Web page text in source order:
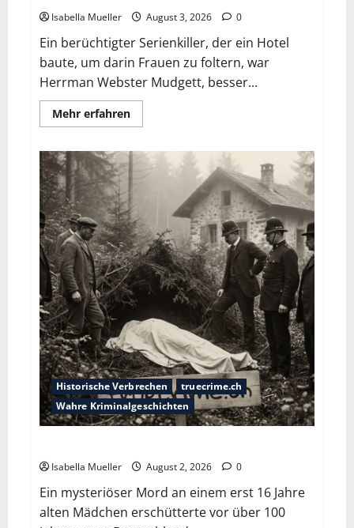
Isabella Mueller August 3, 2026 0
Ein berüchtigter Serienkiller, der ein Hotel
baute, um darin Frauen zu foltern, war
Herrman Webster Mudgett, besser...
Mehr erfahren
Historische Verbrechen
truecrime.ch
Wahre Kriminalgeschichten
Isabella Mueller August 2, 2026 0
Ein mysteriöser Mord an einem erst 16 Jahre
alten Mädchen erschütterte vor über 100